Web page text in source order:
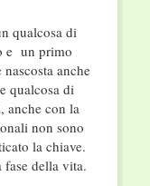
qualcosa di
e un primo
anche
qualcosa di
anche con la
non sono
la chiave.
della vita.